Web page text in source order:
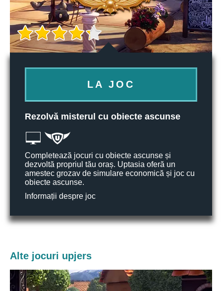
LA JOC
Rezolvă misterul cu obiecte ascunse
Completează jocuri cu obiecte ascunse și
dezvoltă propriul tău oraș. Uptasia oferă un
amestec grozav de simulare economică și joc cu
obiecte ascunse.
Informații despre joc
Alte jocuri upjers